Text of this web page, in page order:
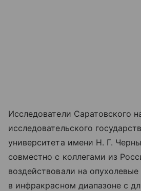
Исследователи Саратовского
исследовательского
университета имени Н. Г.
совместно с коллегами из
воздействовали на
в инфракрасном диапазоне с